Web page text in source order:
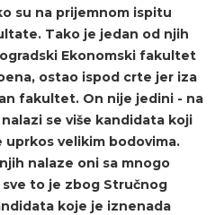
su na prijemnom ispitu
Tako je jedan od njih
Ekonomski fakultet
ostao ispod crte jer iza
fakultet. On nije jedini - na
se više kandidata koji
uprkos velikim bodovima.
nalaze oni sa mnogo
to je zbog Stručnog
koje je iznenada